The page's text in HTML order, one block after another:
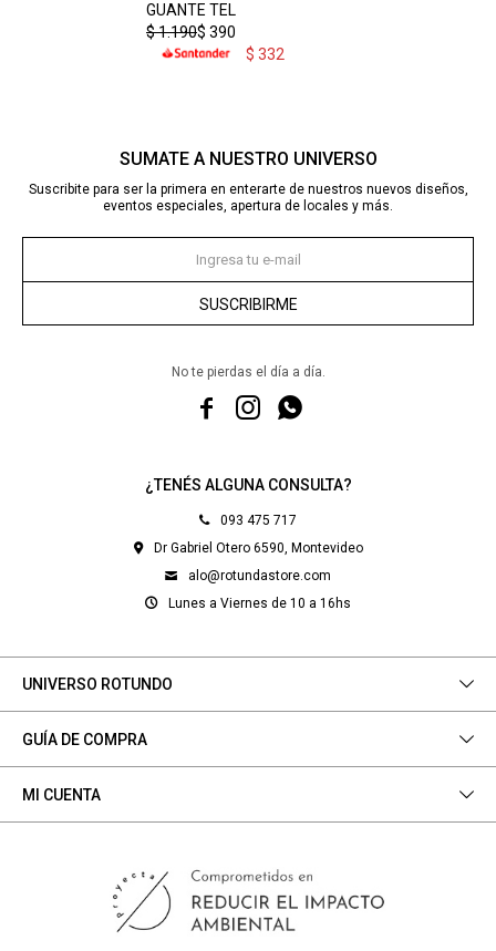
GUANTE TEL
$ 390
$1.190
$ 332
¿TENÉS ALGUNA CONSULTA?
093 475 717
Dr Gabriel Otero 6590, Montevideo
alo@rotundastore.com
Lunes a Viernes de 10 a 16hs
UNIVERSO ROTUNDO
GUÍA DE COMPRA
MI CUENTA
SUMATE A NUESTRO UNIVERSO
Suscribite para ser la primera en enterarte de nuestros nuevos diseños,
eventos especiales, apertura de locales y más.
SUSCRIBIRME
No te pierdas el día a día.
  